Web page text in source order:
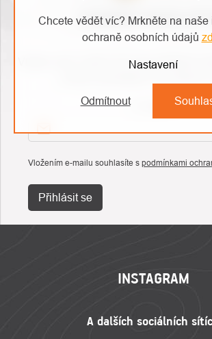
Chcete vědět víc? Mrkněte na naše
ochraně osobních údajů
Nastavení
Odmítnout
ODEBÍRAT
Vložte svůj e-mail a my vám budeme
Vložením e-mailu souhlasíte s podmínkami
Přihlásit se
INSTAGRAM